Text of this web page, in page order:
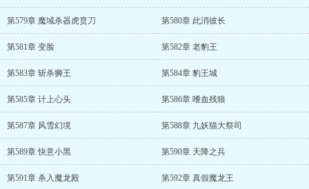
第579章 魔域杀器虎贲刀 第580章 此消彼长
第581章 变脸 第582章 老豹王
第583章 斩杀狮王 第584章 豹王城
第585章 计上心头 第586章 嗜血残狼
第587章 风雪幻境 第588章 九妖猫大祭司
第589章 快意小黑 第590章 天降之兵
第591章 杀入魔龙殿 第592章 真假魔龙王